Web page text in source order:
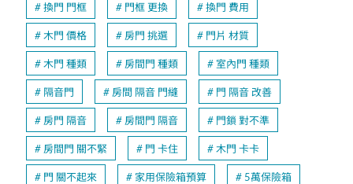
換門 門框 門框 更換 換門 費用
木門 價格 房門 挑選 門片 材質
木門 種類 房間門 種類 室內門 種類
隔音門 房間 隔音 門縫 門 隔音 改善
房門 隔音 房間門 隔音 門鎖 對不準
房間門 關不緊 門 卡住 木門 卡卡
門 關不起來 家用保險箱預算 5萬保險箱